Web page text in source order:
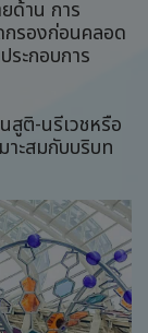
ด้าน การ
กรองก่อนคลอด
ะกอบการ
ติ-นรีเวชหรือ
าะสมกับบริบท